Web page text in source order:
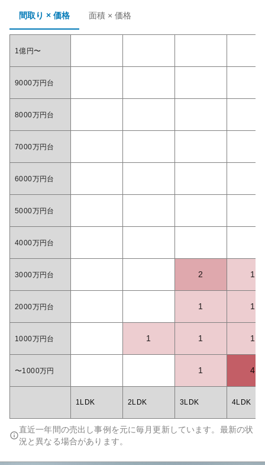
間取り × 価格 面積 × 価格
1億円〜
9000万円台
8000万円台
7000万円台
6000万円台
5000万円台
4000万円台
3000万円台 2 1
2000万円台 1 1
1000万円台 1 1 1
〜1000万円 1 4
1LDK 2LDK 3LDK 4LDK
直近一年間の売出し事例を元に毎月更新しています。最新の状
況と異なる場合があります。